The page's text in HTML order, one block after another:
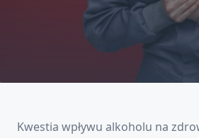
Kwestia wpływu alkoholu na